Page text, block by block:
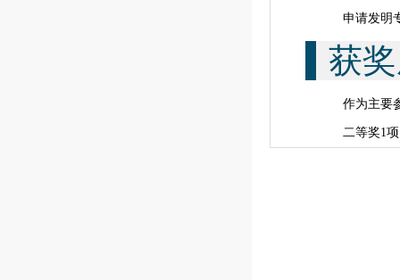
申请发明
获
作为主要
二等奖1项